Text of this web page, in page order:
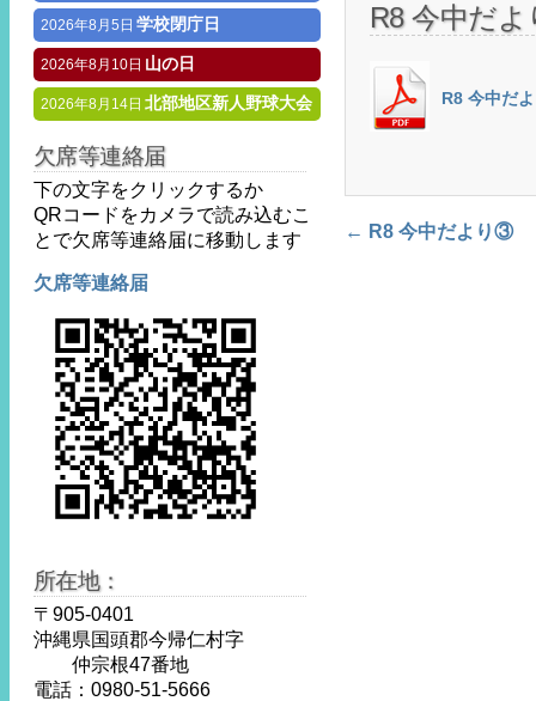
R8 今中だ
R8 今中だ
Post
← R8 今中だより③
2026年8月5日 学校閉庁日
2026年8月10日 山の日
2026年8月14日 北部地区新人野球大会
欠席等連絡届
下の文字をクリックするか
QRコードをカメラで読み込むこ
とで欠席等連絡届に移動します
欠席等連絡届
所在地：
〒905-0401
沖縄県国頭郡今帰仁村字
仲宗根47番地
電話：0980-51-5666